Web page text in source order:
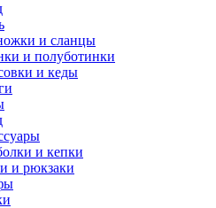
и сланцы
и полуботинки
и кеды
и кепки
и рюкзаки